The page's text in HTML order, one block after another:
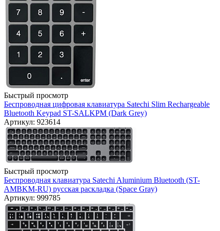
Быстрый просмотр
Беспроводная цифровая клавиатура Satechi Slim Rechargeable
Bluetooth Keypad ST-SALKPM (Dark Grey)
Артикул: 923614
Быстрый просмотр
Беспроводная клавиатура Satechi Aluminium Bluetooth (ST-
AMBKM-RU) русская раскладка (Space Gray)
Артикул: 999785